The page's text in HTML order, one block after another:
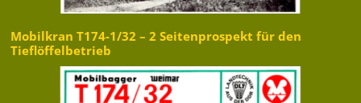
Mobilkran T174-1/32 – 2 Seitenprospekt für den
Tieflöffelbetrieb